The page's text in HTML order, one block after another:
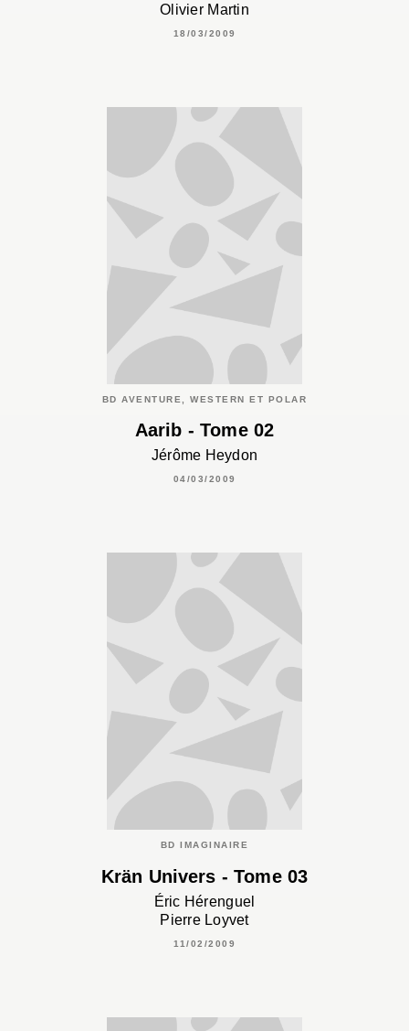
Olivier Martin
18/03/2009
BD AVENTURE, WESTERN ET POLAR
Aarib - Tome 02
Jérôme Heydon
04/03/2009
BD IMAGINAIRE
Krän Univers - Tome 03
Éric Hérenguel
Pierre Loyvet
11/02/2009